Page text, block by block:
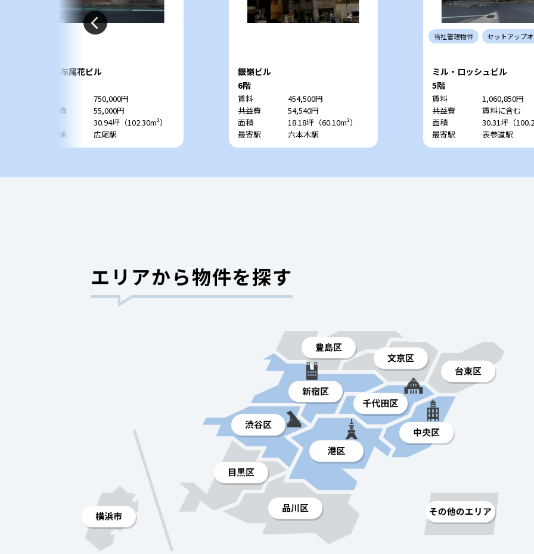
西麻布尾花ビル
750,000円
共益費
55,000円
30.94坪（102.30m²）
最寄駅
広尾駅
銀嶺ビル
6階
賃料
454,500円
共益費
54,540円
面積
18.18坪（60.10m²）
最寄駅
六本木駅
当社管理物件 セットアップ
ミル・ロッシュビル
5階
賃料
1,060,850円
共益費
賃料に含む
面積
30.31坪（
最寄駅
表参道駅
エリアから物件を探す